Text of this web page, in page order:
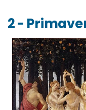
2 -